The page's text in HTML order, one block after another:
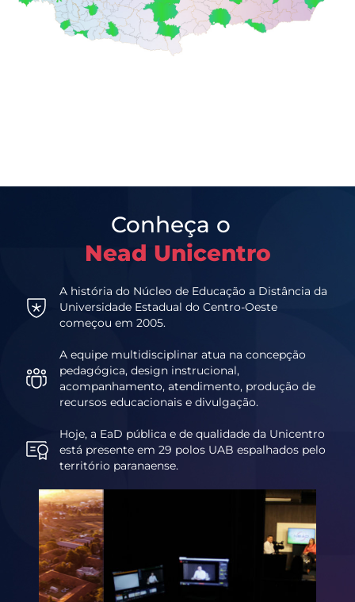
Conheça o
Nead Unicentro
A história do Núcleo de Educação a Distância da
Universidade Estadual do Centro-Oeste
começou em 2005.
A equipe multidisciplinar atua na concepção
pedagógica, design instrucional,
acompanhamento, atendimento, produção de
recursos educacionais e divulgação.
Hoje, a EaD pública e de qualidade da Unicentro
está presente em 29 polos UAB espalhados pelo
território paranaense.